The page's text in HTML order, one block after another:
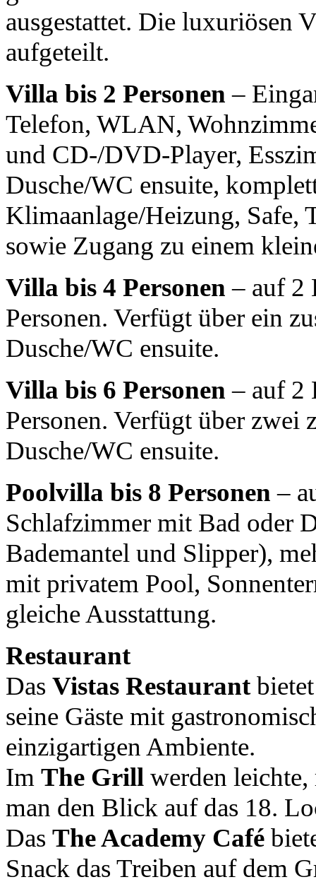
ausgestattet. Die luxuriösen
aufgeteilt.
Villa bis 2 Personen –
Telefon, WLAN,
und CD-/DVD-Player,
Dusche/WC ensuite,
Klimaanlage/Heizung, Safe,
sowie Zugang zu einem
Villa bis 4 Personen – auf 2
Personen. Verfügt über ein
Dusche/WC ensuite.
Villa bis 6 Personen – auf 2
Personen. Verfügt über zwei
Dusche/WC ensuite.
Poolvilla bis 8 Personen –
Schlafzimmer mit Bad oder
Bademantel und Slipper),
mit privatem Pool,
gleiche Ausstattung.
Restaurant
Das Vistas Restaurant
seine Gäste mit
einzigartigen Ambiente.
Im The Grill werden
man den Blick auf das 18.
Das The Academy Café
Snack das Treiben auf dem